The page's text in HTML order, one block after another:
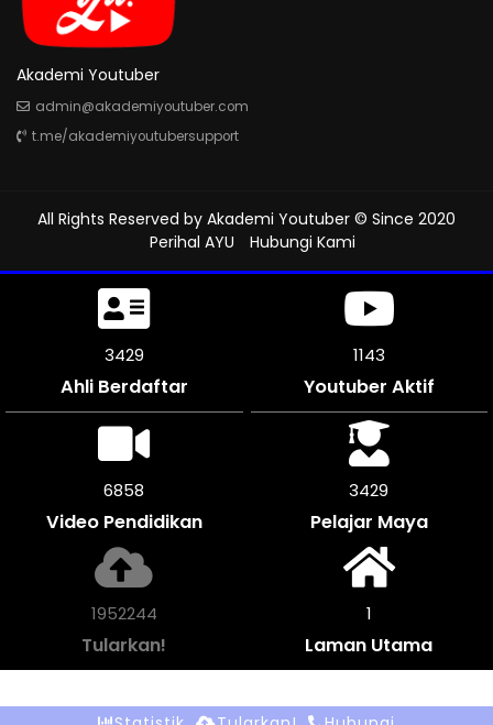
Akademi Youtuber
admin@akademiyoutuber.com
t.me/akademiyoutubersupport
All Rights Reserved by Akademi Youtuber © Since 2020
Perihal AYU
Hubungi Kami
3813
Ahli Berdaftar
1270
Youtuber Aktif
7620
Video Pendidikan
3810
Pelajar Maya
2169160
Tularkan!
1
Laman Utama